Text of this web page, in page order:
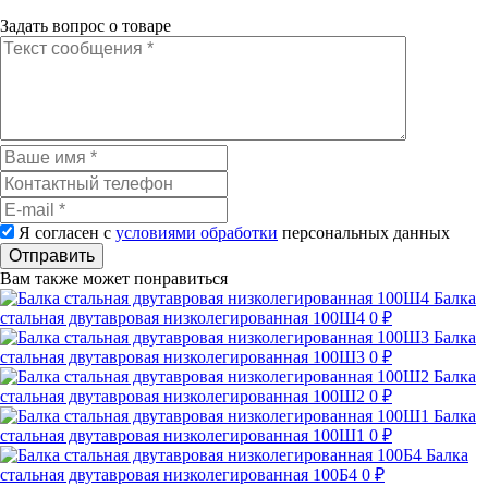
Задать вопрос о товаре
Я согласен с условиями обработки персональных данных
Отправить
Вам также может понравиться
Балка
стальная двутавровая низколегированная 100Ш4 0 ₽
Балка
стальная двутавровая низколегированная 100Ш3 0 ₽
Балка
стальная двутавровая низколегированная 100Ш2 0 ₽
Балка
стальная двутавровая низколегированная 100Ш1 0 ₽
Балка
стальная двутавровая низколегированная 100Б4 0 ₽